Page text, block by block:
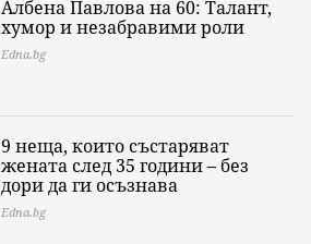
Албена Павлова на 60: Талант,
хумор и незабравими роли
Edna.bg
9 неща, които състаряват
жената след 35 години – без
дори да ги осъзнава
Edna.bg